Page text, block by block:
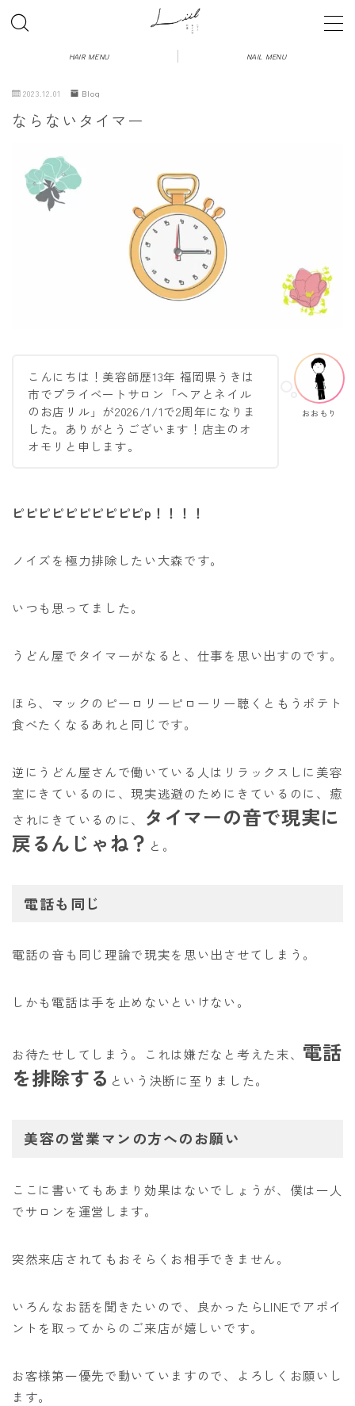
HAIR MENU
ACCESS
HAIR MENU NAIL MENU
2023.12.01 Blog
ならないタイマー
おおもり
こんにちは！美容師歴13年 福岡県うきは
市でプライベートサロン「ヘアとネイル
のお店リル」が2026/1/1で2周年になりま
した。ありがとうございます！店主のオ
オモリと申します。
ピピピピピピピピピピp！！！！
ノイズを極力排除したい大森です。
いつも思ってました。
うどん屋でタイマーがなると、仕事を思い出すのです。
ほら、マックのピーロリーピローリー聴くともうポテト
食べたくなるあれと同じです。
逆にうどん屋さんで働いている人はリラックスしに美容
室にきているのに、現実逃避のためにきているのに、癒
されにきているのに、
タイマーの音で現実に
戻るんじゃね？ と。
電話も同じ
電話の音も同じ理論で現実を思い出させてしまう。
しかも電話は手を止めないといけない。
お待たせしてしまう。これは嫌だなと考えた末、 電話
を排除する という決断に至りました。
美容の営業マンの方へのお願い
ここに書いてもあまり効果はないでしょうが、僕は一人
でサロンを運営します。
突然来店されてもおそらくお相手できません。
いろんなお話を聞きたいので、良かったらLINEでアポイ
ントを取ってからのご来店が嬉しいです。
お客様第一優先で動いていますので、よろしくお願いし
ます。